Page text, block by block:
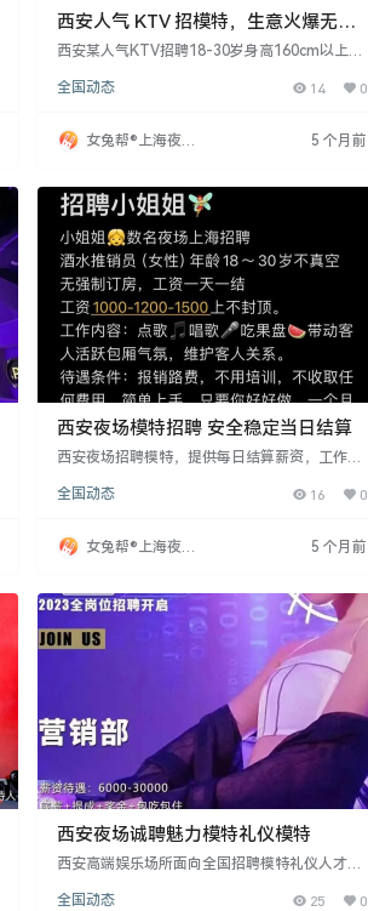
西安人气 KTV 招模特，生意火爆无经
验也能来
西安某人气KTV招聘18-30岁身高160cm以上女
意火爆，客户层次高，工作轻松，无需体力。有
者也能提升收入。工资日结，日收入1600-2800
元，另有额外奖励。提供包机票、食宿等福利。
全国动态 14 0
女兔帮®上海夜场
5 个月前
西安夜场模特招聘 安全稳定当日结算
西安夜场招聘模特，提供每日结算薪资，工作内
司保障模特安全，要求女性身高158cm以上，条
出经验亦可应聘，不收押金或中介费。公司拥有
场地和专业团队，提供寄存服务。有意者请联系
全国动态 16 0
女兔帮®上海夜场
5 个月前
西安夜场诚聘魅力模特礼仪模特
西安高端娱乐场所面向全国招聘模特礼仪人才，
岁，形象气质良好。工作简单轻松，当天上岗即
全国动态 25 0